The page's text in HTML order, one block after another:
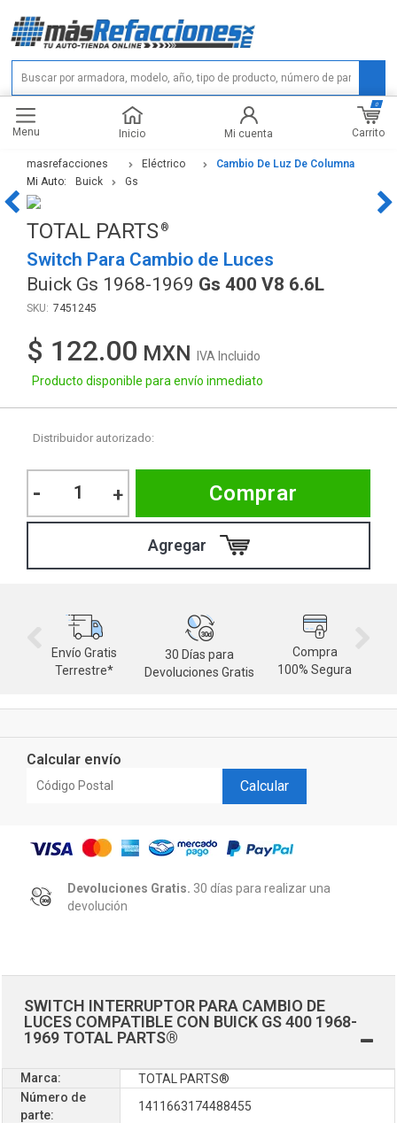
Menu Inicio Mi cuenta Carrito
0
masrefacciones Eléctrico
Cambio De Luz De Columna
Mi Auto:
Buick Gs
TOTAL PARTS
Switch Para Cambio de Luces
Buick Gs 1968-1969 Gs 400 V8 6.6L
7451245
$ 122.00
IVA Incluido
Producto disponible para envío inmediato
Distribuidor autorizado:
- + Comprar
Envío Gratis
Terrestre*
30 Días para
Devoluciones Gratis
Compra
100% Segura
Calcular envío
Calcular
Devoluciones Gratis. 30 días para realizar una
devolución
SWITCH INTERRUPTOR PARA CAMBIO DE
LUCES COMPATIBLE CON BUICK GS 400 1968-
1969 TOTAL PARTS®
Marca:
TOTAL PARTS®
Número de
parte:
1411663174488455